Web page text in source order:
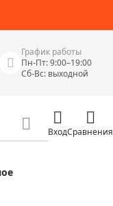
График работы
Пн-Пт: 9:00–19:00
Сб-Вс: выходной
Измерительные
ВходСравнения